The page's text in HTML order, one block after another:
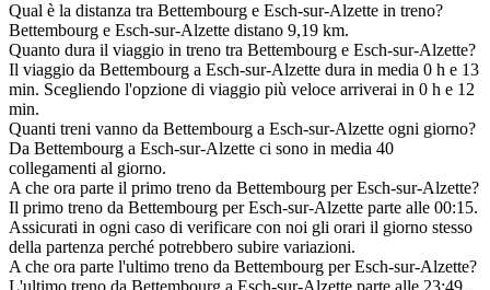
Qual è la distanza tra Bettembourg e Esch-sur-Alzette in treno?
Bettembourg e Esch-sur-Alzette distano 9,19 km.
Quanto dura il viaggio in treno tra Bettembourg e Esch-sur-Alzette?
Il viaggio da Bettembourg a Esch-sur-Alzette dura in media 0 h e 13
min. Scegliendo l'opzione di viaggio più veloce arriverai in 0 h e 12
min.
Quanti treni vanno da Bettembourg a Esch-sur-Alzette ogni giorno?
Da Bettembourg a Esch-sur-Alzette ci sono in media 40
collegamenti al giorno.
A che ora parte il primo treno da Bettembourg per Esch-sur-Alzette?
Il primo treno da Bettembourg per Esch-sur-Alzette parte alle 00:15.
Assicurati in ogni caso di verificare con noi gli orari il giorno stesso
della partenza perché potrebbero subire variazioni.
A che ora parte l'ultimo treno da Bettembourg per Esch-sur-Alzette?
L'ultimo treno da Bettembourg a Esch-sur-Alzette parte alle 23:49.